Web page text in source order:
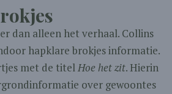
dan alleen het verhaal. Collins
hapklare brokjes informatie.
met de titelHoe het zit. Hierin
over gewoontes